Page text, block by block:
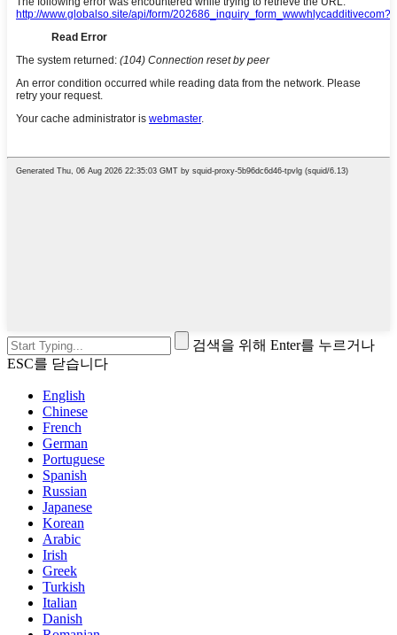
검색을 위해 Enter를 누르거나
ESC를 닫습니다
English
Chinese
French
German
Portuguese
Spanish
Russian
Japanese
Korean
Arabic
Irish
Greek
Turkish
Italian
Danish